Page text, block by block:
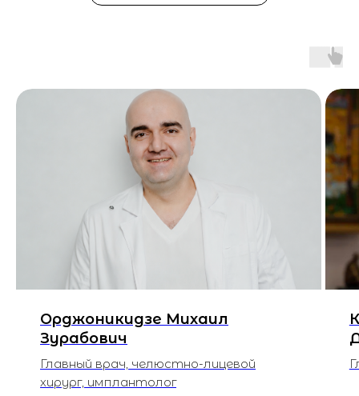
Орджоникидзе Михаил
Зурабович
Главный врач, челюстно-лицевой
хирург, имплантолог